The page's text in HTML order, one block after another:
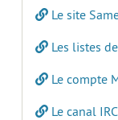
Le site
Les listes
Le compte
Le canal IRC